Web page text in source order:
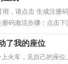
用，请点击 生成注册
码激活步骤：点击
了我的座位
火车，见自己的座位